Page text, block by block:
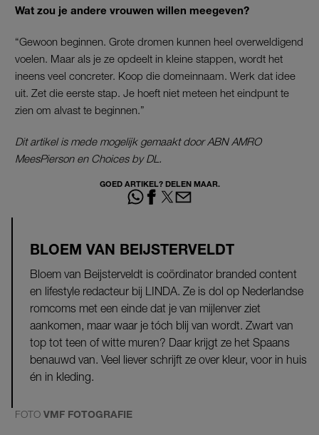
Wat zou je andere vrouwen willen meegeven?
“Gewoon beginnen. Grote dromen kunnen heel overweldigend
voelen. Maar als je ze opdeelt in kleine stappen, wordt het
ineens veel concreter. Koop die domeinnaam. Werk dat idee
uit. Zet die eerste stap. Je hoeft niet meteen het eindpunt te
zien om alvast te beginnen.”
Dit artikel is mede mogelijk gemaakt door ABN AMRO
MeesPierson en Choices by DL.
GOED ARTIKEL? DELEN MAAR.
BLOEM VAN BEIJSTERVELDT
Bloem van Beijsterveldt is coördinator branded content
en lifestyle redacteur bij LINDA. Ze is dol op Nederlandse
romcoms met een einde dat je van mijlenver ziet
aankomen, maar waar je tóch blij van wordt. Zwart van
top tot teen of witte muren? Daar krijgt ze het Spaans
benauwd van. Veel liever schrijft ze over kleur, voor in huis
én in kleding.
FOTO VMF FOTOGRAFIE